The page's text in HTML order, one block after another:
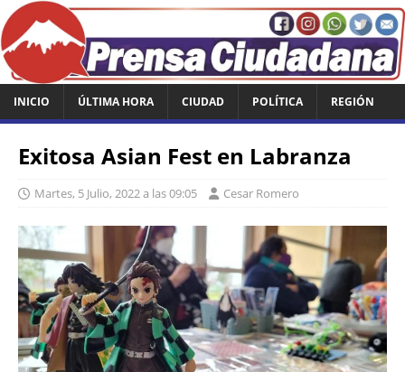
INICIO ÚLTIMA HORA CIUDAD POLÍTICA REGIÓN
Exitosa Asian Fest en Labranza
Martes, 5 Julio, 2022 a las 09:05 Cesar Romero